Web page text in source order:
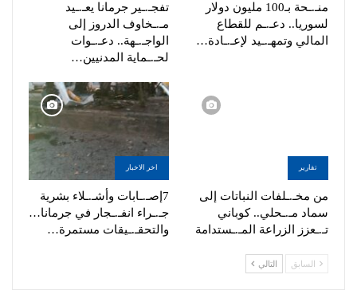
منـ.ـحة بـ100 مليون دولار
لسوريا.. دعـ.ـم للقطاع
المالي وتمهـ.ـيد لإعـ.ـادة…
تفجـ.ـير جرمانا يعـ.ـيد
مـ.ـخاوف الدروز إلى
الواجـ.ـهة.. دعـ.ـوات
لحـ.ـماية المدنيين…
تقارير
من مخـ.ـلفات النباتات إلى
سماد مـ.ـحلي.. كوباني
تـ.ـعزز الزراعة المـ.ـستدامة
اخر الاخبار
7إصـ.ـابات وأشـ.ـلاء بشرية
جـ.ـراء انفـ.ـجار في جرمانا…
والتحقـ.ـيقات مستمرة…
السابق التالي